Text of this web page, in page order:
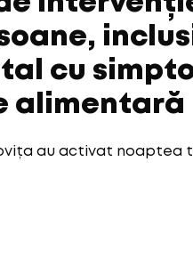
cu
alimentară
au activat noaptea